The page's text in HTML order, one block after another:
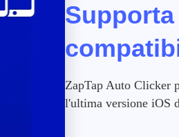
ZapTap Auto Clicker
l'ultima versione iOS